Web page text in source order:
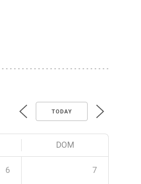
TODAY
DOM
6 7